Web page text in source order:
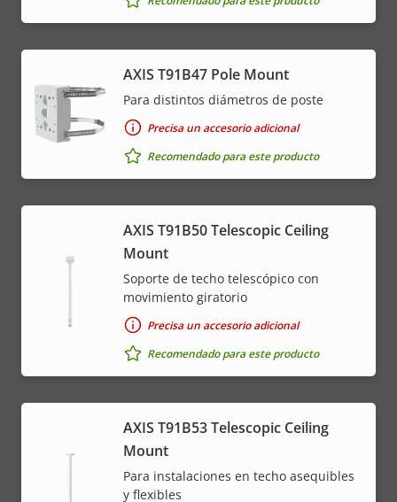
AXIS T91B47 Pole Mount
Para distintos diámetros de poste
Precisa un accesorio adicional
Recomendado para este producto
AXIS T91B50 Telescopic Ceiling
Mount
Soporte de techo telescópico con
movimiento giratorio
Precisa un accesorio adicional
Recomendado para este producto
AXIS T91B53 Telescopic Ceiling
Mount
Para instalaciones en techo asequibles
y flexibles